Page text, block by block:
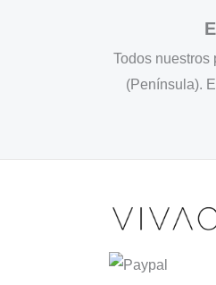
Todos nuestros
(Península).